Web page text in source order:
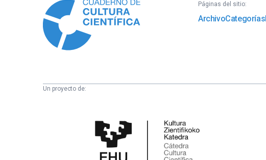
Páginas del sitio:
ArchivoCategorías
Un proyecto de:
Científica